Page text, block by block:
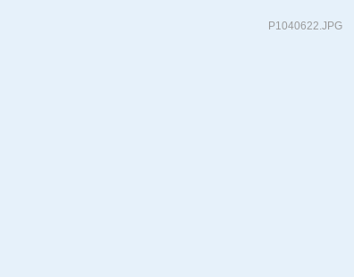
P1040622.JPG